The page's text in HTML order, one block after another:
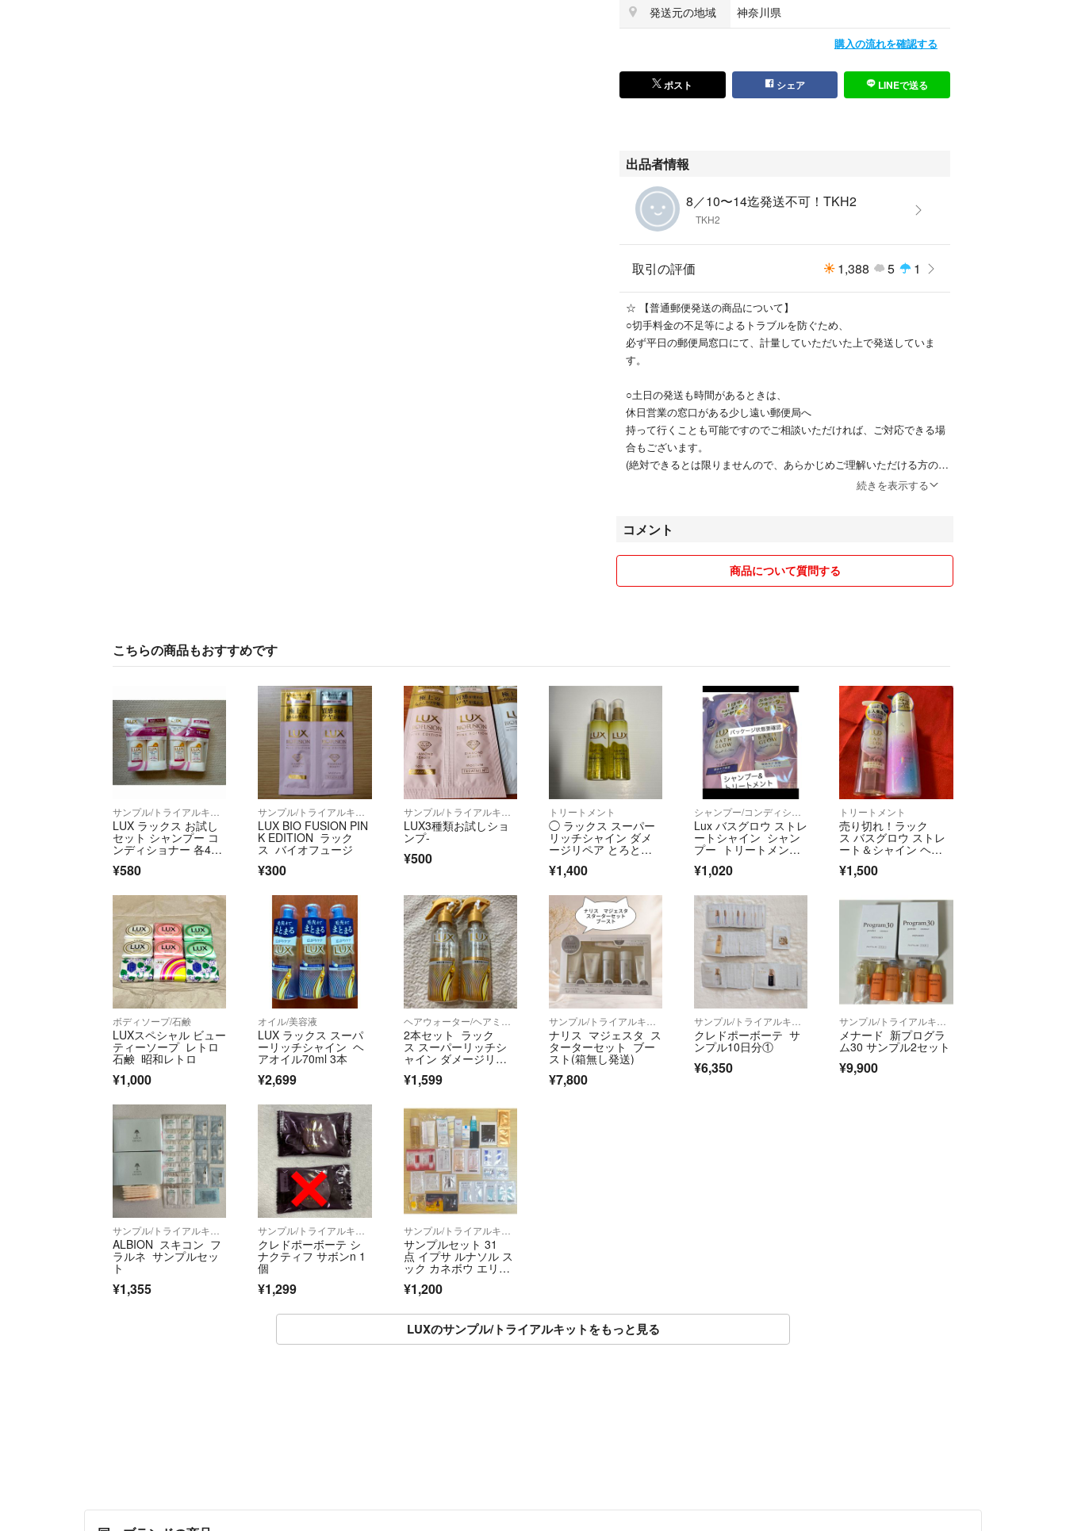
ブランド：LUX ラックス バイオフュージョン
発送元の地域
神奈川県
購入の流れを確認する
ポスト シェア LINEで送る
出品者情報
8／10〜14迄発送不可！TKH2
TKH2
取引の評価 1,388 5 1
☆ 【普通郵便発送の商品について】
○切手料金の不足等によるトラブルを防ぐため、
必ず平日の郵便局窓口にて、計量していただいた上で発送していま
す。
○土日の発送も時間があるときは、
休日営業の窓口がある少し遠い郵便局へ
持って行くことも可能ですのでご相談いただければ、ご対応できる場
合もございます。
(絶対できるとは限りませんので、あらかじめご理解いただける方のみ
ですが、一部商品はご対応できないものもございます。あらかじめご
☆購入時のトラブル防止のため記載させて頂きます。
りますのでご理解の程よろしくお願い致します。
続きを表示する
コメント
商品について質問する
こちらの商品もおすすめです
LUX ラックス お試し
セット シャンプー コ
ンディショナー 各40g
×2セット
¥580
LUX BIO FUSION PIN
K EDITION ラック
ス バイオフュージ
¥300
LUX3種類お試しショ
ンプ-
¥500
トリートメント
◯ ラックス スーパー
リッチシャイン ダメ
ージリペア とろとろ
補修ヘアオイル×2
¥1,400
Lux バスグロウ ストレ
ートシャイン シャン
プー トリートメン
ト ２種セット
¥1,020
トリートメント
売り切れ！ラック
ス バスグロウ ストレ
ート＆シャイン ヘア
ブースター(180g)
¥1,500
ボディソープ/石鹸
LUXスペシャル ビュー
ティーソープ レトロ
石鹸 昭和レトロ
¥1,000
オイル/美容液
LUX ラックス スーパ
ーリッチシャイン ヘ
アオイル70ml 3本
¥2,699
2本セット ラック
ス スーパーリッチシ
ャイン ダメージリペ
0ml lux
¥1,599
ナリス マジェスタ ス
ターターセット ブー
スト(箱無し発送)
¥7,800
クレドポーボーテ サ
ンプル10日分①
¥6,350
メナード 新プログラ
ム30 サンプル2セット
¥9,900
ALBION スキコン フ
ラルネ サンプルセッ
ト
¥1,355
クレドポーボーテ シ
ナクティフ サボンn 1
個
¥1,299
サンプルセット 31
点 イプサ ルナソル ス
ック カネボウ エリク
ュレル 雪肌精 化粧
¥1,200
LUXのサンプル/トライアルキットをもっと見る